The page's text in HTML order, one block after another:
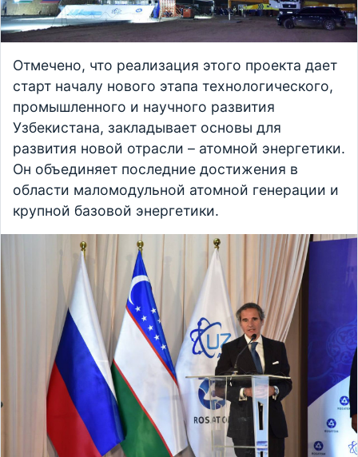
Отмечено, что реализация этого проекта дает
старт началу нового этапа технологического,
промышленного и научного развития
Узбекистана, закладывает основы для
развития новой отрасли – атомной энергетики.
Он объединяет последние достижения в
области маломодульной атомной генерации и
крупной базовой энергетики.